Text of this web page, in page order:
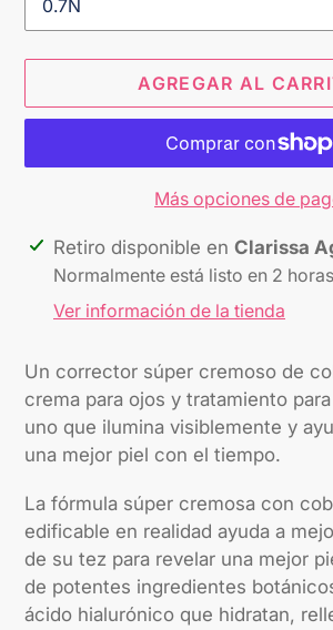
AGREGAR AL
Más opciones de
Agregando
producto
carrito
Retiro disponible en Clarissa
Normalmente está listo en 2 horas
Ver información de la tienda
Un corrector súper cremoso de
crema para ojos y tratamiento
uno que ilumina visiblemente y
una mejor piel con el tiempo.
La fórmula súper cremosa con
edificable en realidad ayuda a
de su tez para revelar una mejor
de potentes ingredientes
ácido hialurónico que hidratan,